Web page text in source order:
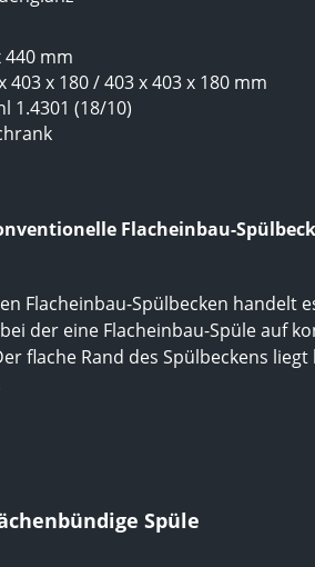
440 mm
403 x 180 / 403 x 403 x 180 mm
1.4301 (18/10)
Flacheinbau-
Flacheinbau-Spülbecken handelt
der eine Flacheinbau-Spüle auf
flache Rand des Spülbeckens
Spüle